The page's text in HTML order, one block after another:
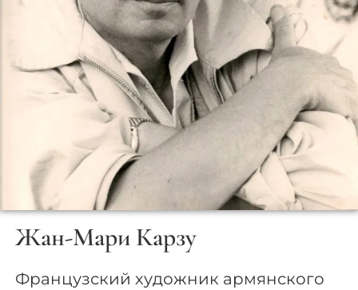
Жан-Мари Карзу
Французский художник армянского